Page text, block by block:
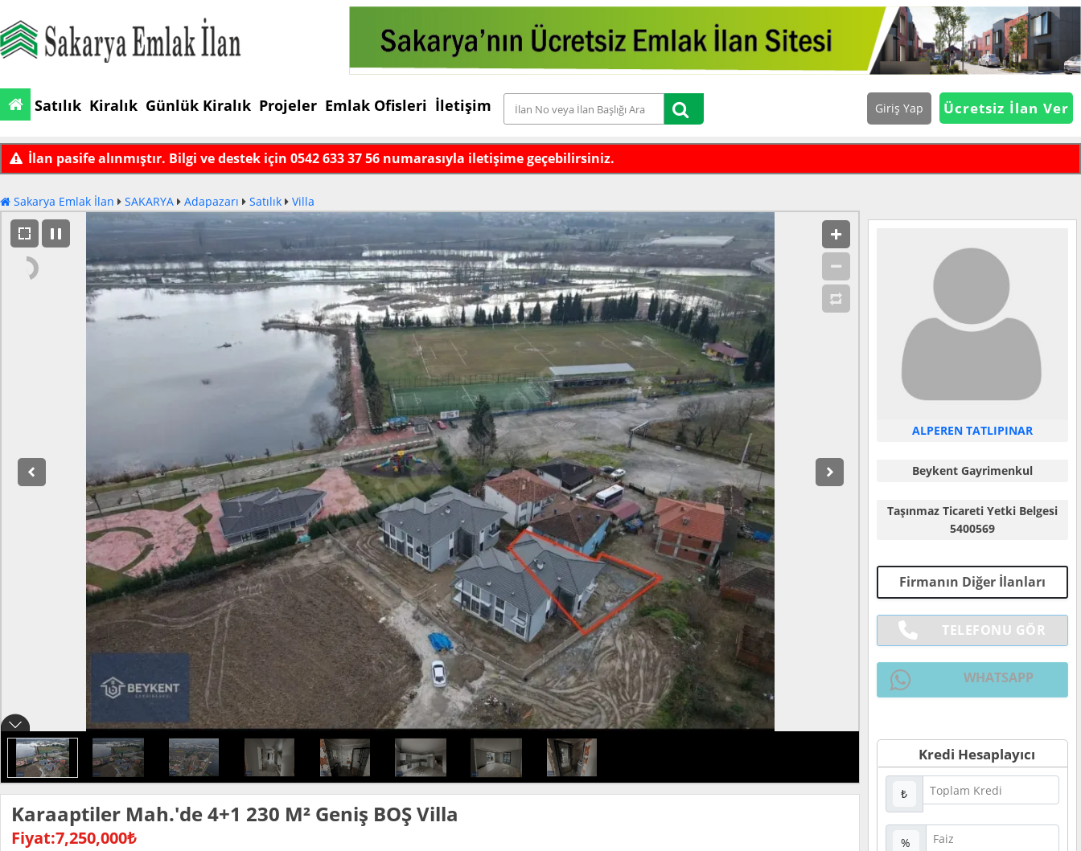
Satılık Kiralık Günlük Kiralık Projeler Emlak Ofisleri İletişim Giriş Yap Ücretsiz İlan Ver
İlan pasife alınmıştır. Bilgi ve destek için 0542 633 37 56 numarasıyla iletişime geçebilirsiniz.
Sakarya Emlak İlan SAKARYA Adapazarı Satılık Villa
Karaaptiler Mah.'de 4+1 230 M² Geniş BOŞ Villa
Fiyat:7,250,000₺
ALPEREN TATLIPINAR
Beykent Gayrimenkul
Taşınmaz Ticareti Yetki Belgesi
5400569
Firmanın Diğer İlanları
TELEFONU GÖR
WHATSAPP
Kredi Hesaplayıcı
₺
%